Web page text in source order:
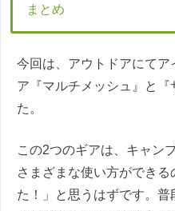
まとめ
今回は、アウトドアにて
ア『マルチメッシュ』と
た。
この2つのギアは、キャン
さまざまな使い方ができ
た！」と思うはずです。